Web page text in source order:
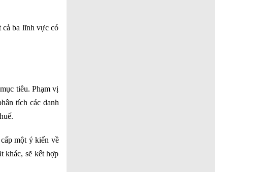
cả ba lĩnh vực có
tiêu. Phạm vị
tích các danh
một ý kiến về
khác, sẽ kết hợp